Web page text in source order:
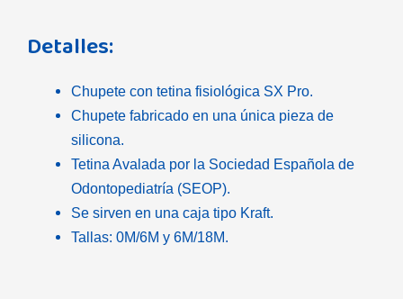
Detalles:
Chupete con tetina fisiológica SX Pro.
Chupete fabricado en una única pieza de
silicona.
Tetina Avalada por la Sociedad Española de
Odontopediatría (SEOP).
Se sirven en una caja tipo Kraft.
Tallas: 0M/6M y 6M/18M.